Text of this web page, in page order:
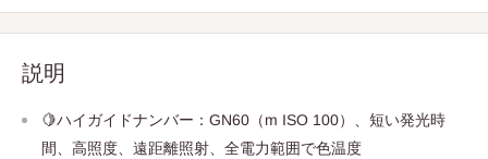
説明
🍋ハイガイドナンバー：GN60（m ISO 100）、短い発光時
間、高照度、遠距離照射、全電力範囲で色温度